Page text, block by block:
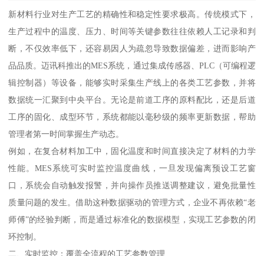
新材料行业对生产工艺的精确性和稳定性要求极高。传统模式下，
生产过程中的温度、压力、时间等关键参数往往依赖人工记录和判
断，不仅效率低下，还容易因人为疏忽导致数据偏差，进而影响产
品品质。迈讯科推出的MES系统，通过集成传感器、PLC（可编程逻
辑控制器）等设备，能够实时采集生产线上的各类工艺参数，并将
数据统一汇聚到中央平台。无论是前道工序的原料配比，还是后道
工序的固化、成型环节，系统都能以毫秒级的频率更新数据，帮助
管理者第一时间掌握生产动态。
例如，在复合材料加工中，固化温度和时间直接决定了材料的力学
性能。MES系统可实时监控温度曲线，一旦发现偏离预设工艺窗
口，系统会自动触发报警，并向操作员推送调整建议，避免批量性
质量问题的发生。借助这种数据驱动的管理方式，企业不再依赖“老
师傅”的经验判断，而是通过标准化的数据模型，实现工艺参数的闭
环控制。
二、实时监控：覆盖全流程的工艺参数管理